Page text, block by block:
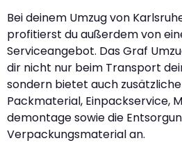
Bei deinem Umzug von
profitierst du außerdem von
Serviceangebot. Das Graf
dir nicht nur beim Transport
sondern bietet auch
Packmaterial, Einpackservice,
demontage sowie die
Verpackungsmaterial an.